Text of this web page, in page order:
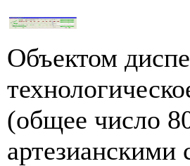
Объектом
(общее число